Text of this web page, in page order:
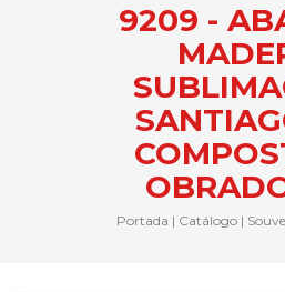
9209 -
Portada | Catálogo|